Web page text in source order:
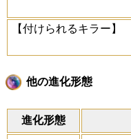
【付けられるキラー】
他の進化形態
進化形態